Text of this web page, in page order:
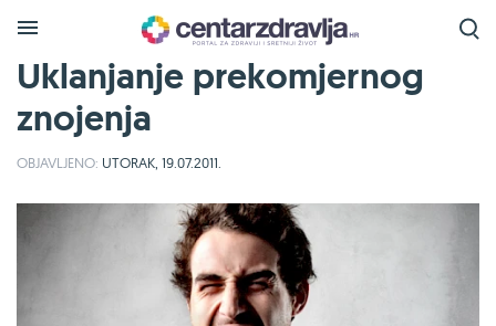
Uklanjanje prekomjernog
znojenja
OBJAVLJENO: UTORAK, 19.07.2011.